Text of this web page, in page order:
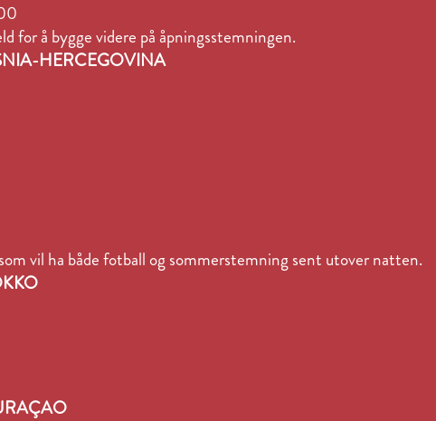
for å bygge videre på åpningsstemningen.
HERCEGOVINA
vil ha både fotball og sommerstemning sent utover natten.